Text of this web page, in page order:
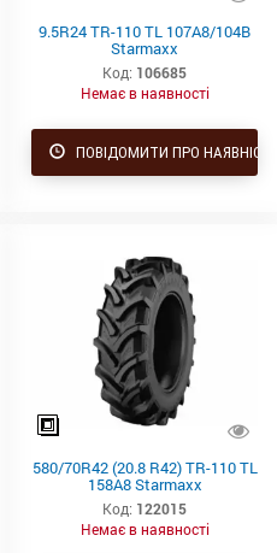
9.5R24 TR-110 TL 107A8/104B
Starmaxx
Код: 106685
Немає в наявності
ПОВІДОМИТИ ПРО
580/70R42 (20.8 R42) TR-110 TL
158A8 Starmaxx
Код: 122015
Немає в наявності